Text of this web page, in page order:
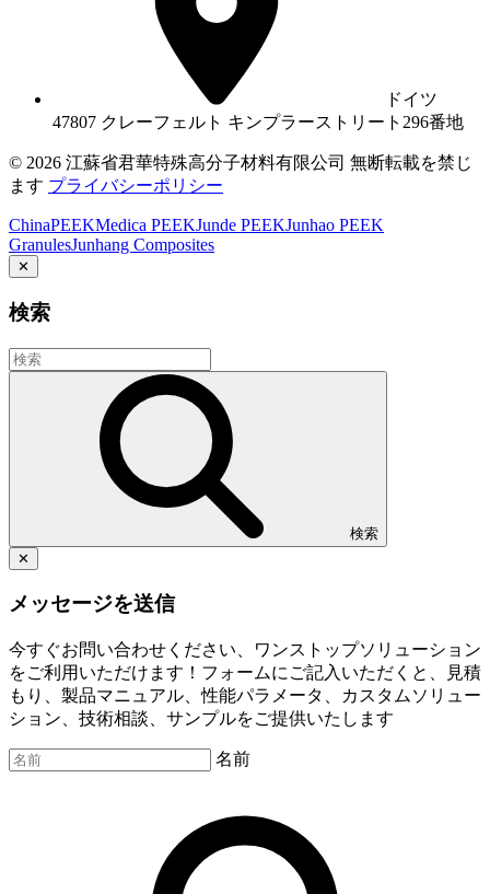
ドイツ
47807 クレーフェルト キンプラーストリート296番地
© 2026 江蘇省君華特殊高分子材料有限公司 無断転載を禁じ
ます プライバシーポリシー
ChinaPEEKMedica PEEKJunde PEEKJunhao PEEK
GranulesJunhang Composites
✕
検索
検索
✕
メッセージを送信
今すぐお問い合わせください、ワンストップソリューション
をご利用いただけます！フォームにご記入いただくと、見積
もり、製品マニュアル、性能パラメータ、カスタムソリュー
ション、技術相談、サンプルをご提供いたします
名前